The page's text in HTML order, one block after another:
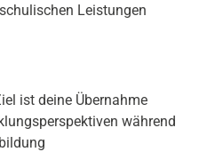
Leistungen
ist deine Übernahme
während